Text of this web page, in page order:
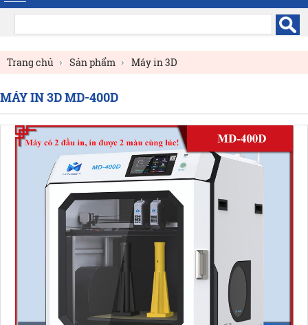
Trang chủ Sản phẩm
Máy in 3D
Máy in 3D công nghiệp
MÁY IN 3D MD-400D